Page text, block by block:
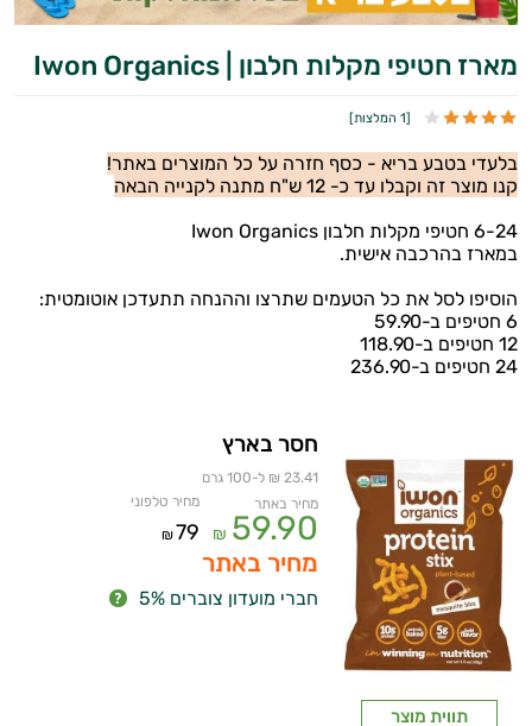
איכות
השינה
עיכול
כאבים
ופציעות
מארז חטיפי מקלות חלבון | Iwon Organics
[1 המלצות ]
בלעדי בטבע בריא - כסף חזרה על כל המוצרים באתר!
קנו מוצר זה וקבלו עד כ- 12 ש"ח מתנה לקנייה הבאה
6-24 חטיפי מקלות חלבון Iwon Organics
במארז בהרכבה אישית.
הוסיפו לסל את כל הטעמים שתרצו וההנחה תתעדכן אוטומטית:
6 חטיפים ב-59.90
12 חטיפים ב-118.90
24 חטיפים ב-236.90
תווית מוצר
חסר בארץ
23.41 ₪ ל-100 גרם
מחיר באתר
59.90
₪
מחיר טלפוני
79
₪
מחיר באתר
חברי מועדון צוברים 5%